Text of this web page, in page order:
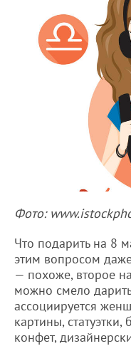
Фото:
Что подарить на 8
этим вопросом
— похоже, второе
можно смело
ассоциируется
картины,
конфет,